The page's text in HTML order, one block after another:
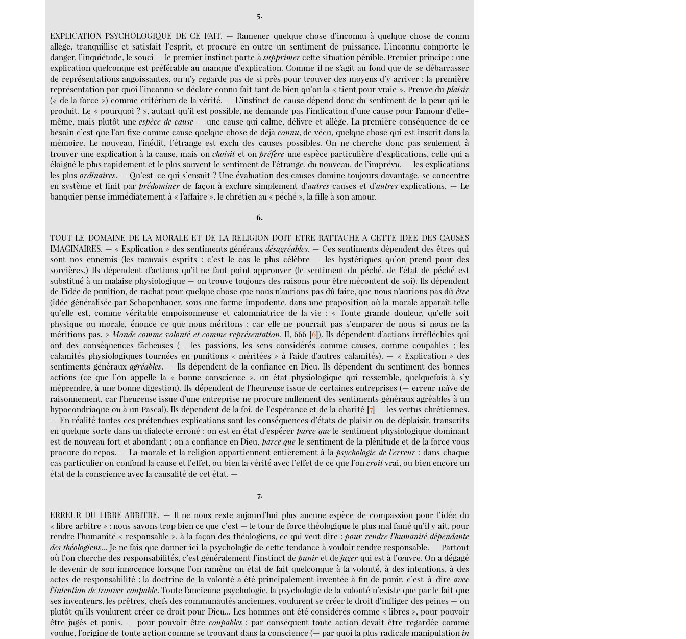
5.
EXPLICATION PSYCHOLOGIQUE DE CE FAIT. — Ramener quelque chose d’inconnu à quelque chose de connu
allège, tranquillise et satisfait l’esprit, et procure en outre un sentiment de puissance. L’inconnu comporte le
danger, l’inquiétude, le souci — le premier instinct porte àsupprimercette situation pénible. Premier principe : une
explication quelconque est préférable au manque d’explication. Comme il ne s’agit au fond que de se débarrasser
de représentations angoissantes, on n’y regarde pas de si près pour trouver des moyens d’y arriver : la première
représentation par quoi l’inconnu se déclare connu fait tant de bien qu’on la « tient pour vraie ». Preuve du plaisir
(« de la force ») comme critérium de la vérité. — L’instinct de cause dépend donc du sentiment de la peur qui le
produit. Le « pourquoi ? », autant qu’il est possible, ne demande pas l’indication d’une cause pour l’amour d’elle-
même, mais plutôt uneespèce de cause — une cause qui calme, délivre et allège. La première conséquence de ce
besoin c’est que l’on fixe comme cause quelque chose de déjà connu, de vécu, quelque chose qui est inscrit dans la
mémoire. Le nouveau, l’inédit, l’étrange est exclu des causes possibles. On ne cherche donc pas seulement à
trouver une explication à la cause, mais onchoisitet onpréfère une espèce particulière d’explications, celle qui a
éloigné le plus rapidement et le plus souvent le sentiment de l’étrange, du nouveau, de l’imprévu, — les explications
les plusordinaires. — Qu’est-ce qui s’ensuit ? Une évaluation des causes domine toujours davantage, se concentre
en système et finit parprédominer de façon à exclure simplement d’autrescauses et d’autres explications. — Le
banquier pense immédiatement à « l’affaire », le chrétien au « péché », la fille à son amour.
6.
TOUT LE DOMAINE DE LA MORALE ET DE LA RELIGION DOIT ETRE RATTACHE A CETTE IDEE DES CAUSES
IMAGINAIRES. — « Explication » des sentiments générauxdésagréables. — Ces sentiments dépendent des êtres qui
sont nos ennemis (les mauvais esprits : c’est le cas le plus célèbre — les hystériques qu’on prend pour des
sorcières.) Ils dépendent d’actions qu’il ne faut point approuver (le sentiment du péché, de l’état de péché est
substitué à un malaise physiologique — on trouve toujours des raisons pour être mécontent de soi). Ils dépendent
de l’idée de punition, de rachat pour quelque chose que nous n’aurions pas dû faire, que nous n’aurions pas dû être
(idée généralisée par Schopenhauer, sous une forme impudente, dans une proposition où la morale apparaît telle
qu’elle est, comme véritable empoisonneuse et calomniatrice de la vie : « Toute grande douleur, qu’elle soit
physique ou morale, énonce ce que nous méritons : car elle ne pourrait pas s’emparer de nous si nous ne la
méritions pas. » Monde comme volonté et comme représentation, II, 666 [6]). Ils dépendent d’actions irréfléchies qui
ont des conséquences fâcheuses (— les passions, les sens considérés comme causes, comme coupables ; les
calamités physiologiques tournées en punitions « méritées » à l’aide d’autres calamités). — « Explication » des
sentiments générauxagréables. — Ils dépendent de la confiance en Dieu. Ils dépendent du sentiment des bonnes
actions (ce que l’on appelle la « bonne conscience », un état physiologique qui ressemble, quelquefois à s’y
méprendre, à une bonne digestion). Ils dépendent de l’heureuse issue de certaines entreprises (— erreur naïve de
raisonnement, car l’heureuse issue d’une entreprise ne procure nullement des sentiments généraux agréables à un
hypocondriaque ou à un Pascal). Ils dépendent de la foi, de l’espérance et de la charité [7] — les vertus chrétiennes.
— En réalité toutes ces prétendues explications sont les conséquences d’états de plaisir ou de déplaisir, transcrits
en quelque sorte dans un dialecte erroné : on est en état d’espérer parce quele sentiment physiologique dominant
est de nouveau fort et abondant ; on a confiance en Dieu, parce que le sentiment de la plénitude et de la force vous
procure du repos. — La morale et la religion appartiennent entièrement à lapsychologie de l’erreur : dans chaque
cas particulier on confond la cause et l’effet, ou bien la vérité avec l’effet de ce que l’oncroitvrai, ou bien encore un
état de la conscience avec la causalité de cet état. —
7.
ERREUR DU LIBRE ARBITRE. — Il ne nous reste aujourd’hui plus aucune espèce de compassion pour l’idée du
« libre arbitre » : nous savons trop bien ce que c’est — le tour de force théologique le plus mal famé qu’il y ait, pour
rendre l’humanité « responsable », à la façon des théologiens, ce qui veut dire :pour rendre l’humanité dépendante
des théologiens... Je ne fais que donner ici la psychologie de cette tendance à vouloir rendre responsable. — Partout
où l’on cherche des responsabilités, c’est généralement l’instinct depunir et dejuger qui est à l’œuvre. On a dégagé
le devenir de son innocence lorsque l’on ramène un état de fait quelconque à la volonté, à des intentions, à des
actes de responsabilité : la doctrine de la volonté a été principalement inventée à fin de punir, c’est-à-dire avec
l’intention de trouver coupable. Toute l’ancienne psychologie, la psychologie de la volonté n’existe que par le fait que
ses inventeurs, les prêtres, chefs des communautés anciennes, voulurent se créer le droit d’infliger des peines — ou
plutôt qu’ils voulurent créer ce droit pour Dieu... Les hommes ont été considérés comme « libres », pour pouvoir
être jugés et punis, — pour pouvoir être coupables: par conséquent toute action devait être regardée comme
voulue, l’origine de toute action comme se trouvant dans la conscience (— par quoi la plus radicale manipulation in